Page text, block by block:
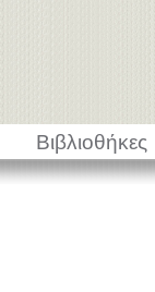
Βιβλιοθήκες